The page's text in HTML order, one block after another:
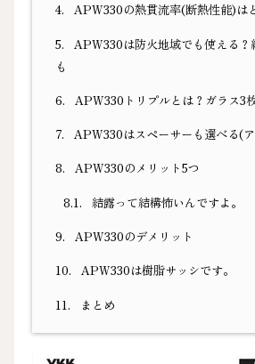
4. APW330の熱貫流率(断熱性能)は
5.
APW330は防火地域でも使える？
も
6. APW330トリプルとは？ガラス3
7. APW330はスペーサーも選べる(
8. APW330のメリット5つ
8.1. 結露って結構怖いんですよ。
9. APW330のデメリット
10. APW330は樹脂サッシです。
11. まとめ